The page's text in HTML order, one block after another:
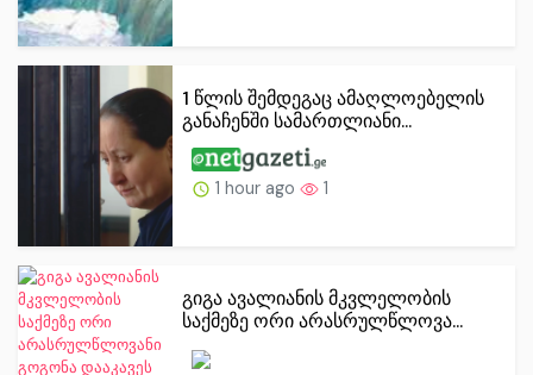
1 წლის შემდეგაც ამაღლოებელის
განაჩენში სამართლიანი...
1 hour ago 1
გიგა ავალიანის მკვლელობის
საქმეზე ორი არასრულწლოვა...